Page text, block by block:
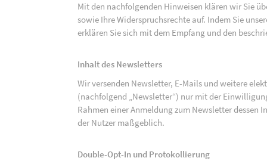
Mit den nachfolgenden Hinweisen klären wir Sie
sowie Ihre Widerspruchsrechte auf. Indem Sie
erklären Sie sich mit dem Empfang und den
Inhalt des Newsletters
Wir versenden Newsletter, E-Mails und weitere
(nachfolgend „Newsletter“) nur mit der
Rahmen einer Anmeldung zum Newsletter
der Nutzer maßgeblich.
Double-Opt-In und Protokollierung